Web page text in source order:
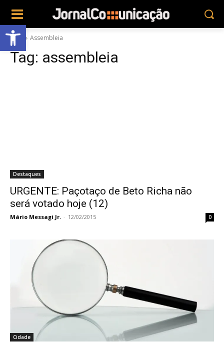
Abrir a barra de ferramentas
Tags Assembleia
Tag: assembleia
Destaques
URGENTE: Paçotaço de Beto Richa não
será votado hoje (12)
Mário Messagi Jr. - 12/02/2015 0
Cidade